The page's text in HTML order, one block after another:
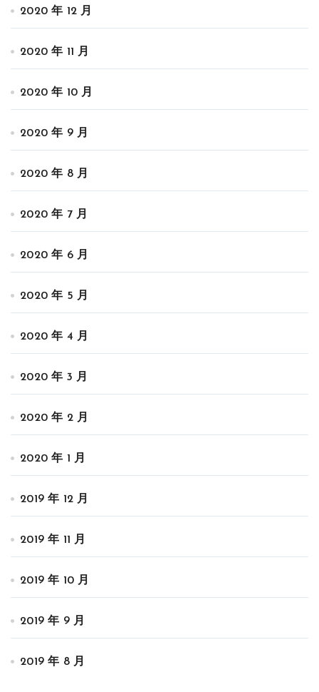
2020 年 12 月
2020 年 11 月
2020 年 10 月
2020 年 9 月
2020 年 8 月
2020 年 7 月
2020 年 6 月
2020 年 5 月
2020 年 4 月
2020 年 3 月
2020 年 2 月
2020 年 1 月
2019 年 12 月
2019 年 11 月
2019 年 10 月
2019 年 9 月
2019 年 8 月